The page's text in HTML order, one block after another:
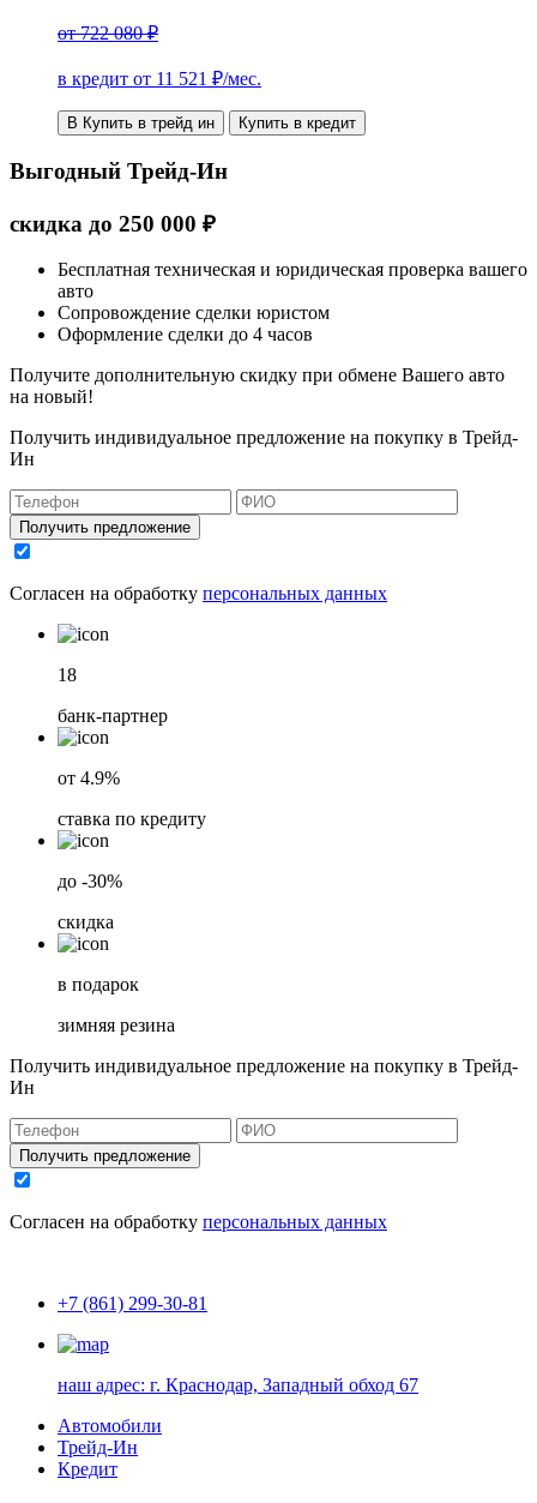
от722 080 ₽
в кредит от 11 521 ₽/мес.
В Купить в трейд ин Купить в кредит
Выгодный Трейд-Ин
скидка до 250 000 ₽
Бесплатная техническая и юридическая проверка вашего
авто
Сопровождение сделки юристом
Оформление сделки до 4 часов
Получите дополнительную скидку при обмене Вашего авто
на новый!
Получить индивидуальное предложение на покупку в Трейд-
Ин
Получить предложение
Согласен на обработку персональных данных
18
банк-партнер
от 4.9%
ставка по кредиту
до -30%
скидка
в подарок
зимняя резина
Получить индивидуальное предложение на покупку в Трейд-
Ин
Получить предложение
Согласен на обработку персональных данных
+7 (861) 299-30-81
наш адрес: г. Краснодар, Западный обход 67
Автомобили
Трейд-Ин
Кредит